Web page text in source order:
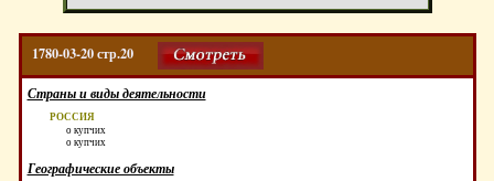
1780-03-20 стр.20
Страны и виды деятельности
РОССИЯ
о купчих
о купчих
Географические объекты